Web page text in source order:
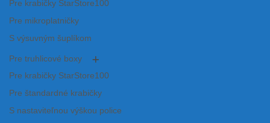
Pre krabičky StarStore100
Pre mikroplatničky
S výsuvným šuplíkom
Pre truhlicové boxy
Pre krabičky StarStore100
Pre štandardné krabičky
S nastaviteľnou výškou police